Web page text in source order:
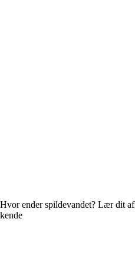
Hvor ender spildevandet? Lær dit
kende